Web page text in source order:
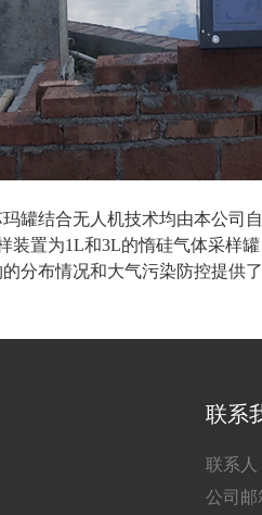
罐结合无人机技术均由本公司
装置为1L和3L的惰硅气体采样
分布情况和大气污染防控提供了
联系
联系人
公司邮